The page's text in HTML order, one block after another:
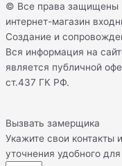
© Все права защищены
интернет-магазин
Создание и
Вся информация на
является публичной
ст.437 ГК РФ.
Вызвать замерщика
Укажите свои
уточнения удобного